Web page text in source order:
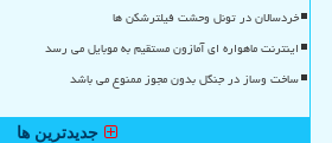
خردسالان در تونل وحشت فیلترشکن ها
اینترنت ماهواره ای آمازون مستقیم به موبایل می رسد
ساخت وساز در جنگل بدون مجوز ممنوع می باشد
جدیدترین ها